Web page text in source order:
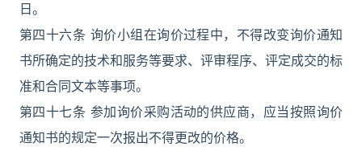
日。
第四十六条 询价小组在询价过程中，不得改变询价通知
书所确定的技术和服务等要求、评审程序、评定成交的标
准和合同文本等事项。
第四十七条 参加询价采购活动的供应商，应当按照询价
通知书的规定一次报出不得更改的价格。